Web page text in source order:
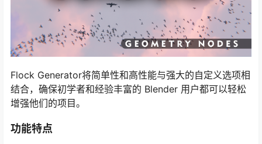
Flock Generator将简单性和高性能与强大的自定义选项相
结合，确保初学者和经验丰富的 Blender 用户都可以轻松
增强他们的项目。
功能特点